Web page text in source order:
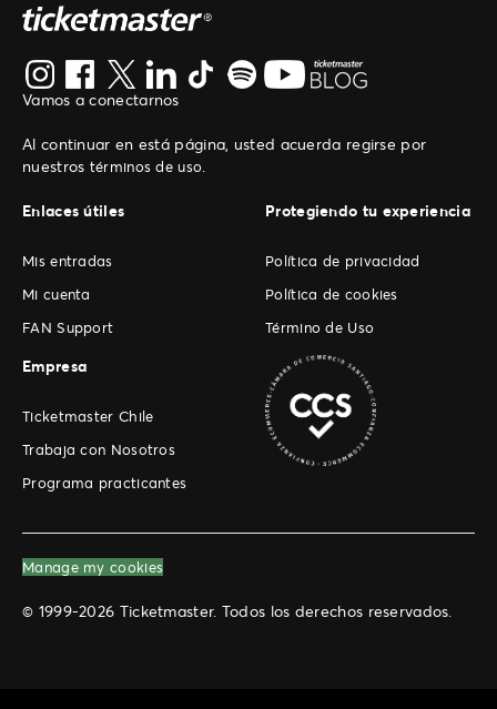
Vamos a conectarnos
Al continuar en está página, usted acuerda regirse por
nuestros términos de uso
Enlaces útiles
Mis entradas
Mi cuenta
FAN Support
Protegiendo tu experiencia
Política de privacidad
Política de cookies
Término de Uso
Empresa
Ticketmaster Chile
Trabaja con Nosotros
Programa practicantes
Manage my cookies
© 1999-2026 Ticketmaster. Todos los derechos reservados.